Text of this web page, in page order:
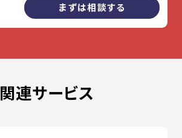
まずは相談する
関連サービス